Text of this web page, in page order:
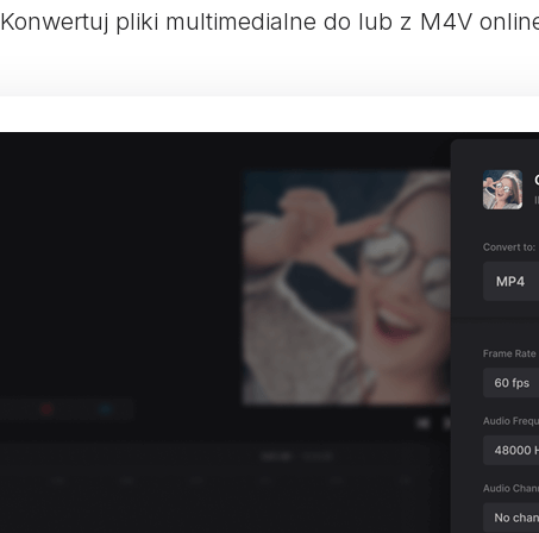
Konwertuj pliki multimedialne do lub z M4V